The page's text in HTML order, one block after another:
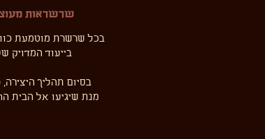
שרשראות
בכל שרשרת מוטמעת
בייעוד המדויק
בסיום תהליך
מנת שיגיעו אל הבית